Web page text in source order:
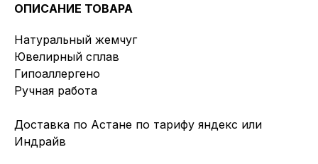
ОПИСАНИЕ ТОВАРА
Натуральный жемчуг
Ювелирный сплав
Гипоаллергено
Ручная работа
Доставка по Астане по тарифу яндекс или
Индрайв